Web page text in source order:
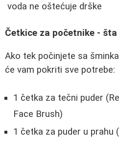
voda ne oštećuje drške
Četkice za početnike -
Ako tek počinjete sa
će vam pokriti sve potrebe:
1 četka za tečni puder
Face Brush)
1 četka za puder u prahu